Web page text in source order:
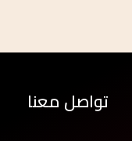
تواصل معنا